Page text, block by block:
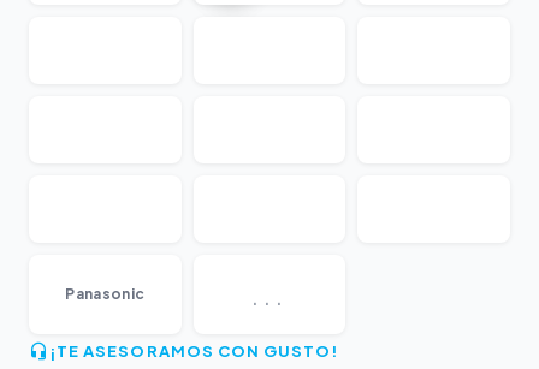
Panasonic ...
¡TE ASESORAMOS CON GUSTO!